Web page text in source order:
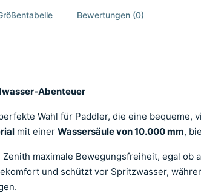
Bewertungen (0)
Abenteuer
Wahl für Paddler, die eine
mit einer Wassersäule von 10.000 mm,
maximale Bewegungsfreiheit, egal ob
und schützt vor Spritzwasser,